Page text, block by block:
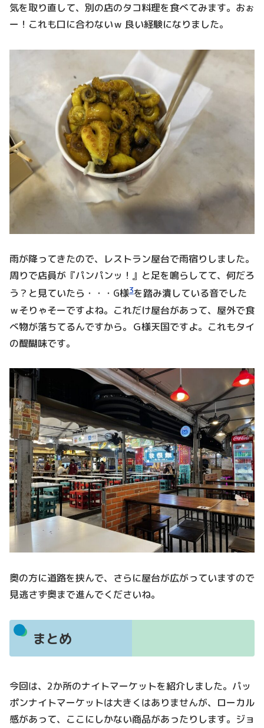
気を取り直して、別の店のタコ料理を食べてみます。おぉ
ー！これも口に合わないｗ 良い経験になりました。
雨が降ってきたので、レストラン屋台で雨宿りしました。
周りで店員が『パンパンッ！』と足を鳴らしてて、何だろ
う？と見ていたら・・・G様3を踏み潰している音でした
ｗそりゃそーですよね。これだけ屋台があって、屋外で食
べ物が落ちてるんですから。Ｇ様天国ですよ。これもタイ
の醍醐味です。
奥の方に道路を挟んで、さらに屋台が広がっていますので
見逃さず奥まで進んでくださいね。
まとめ
今回は、2か所のナイトマーケットを紹介しました。パッ
ポンナイトマーケットは大きくはありませんが、ローカル
感があって、ここにしかない商品があったりします。ジョ